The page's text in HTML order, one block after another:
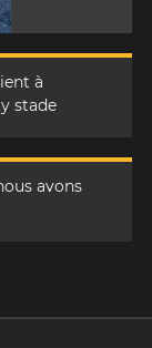
à
stade
avons